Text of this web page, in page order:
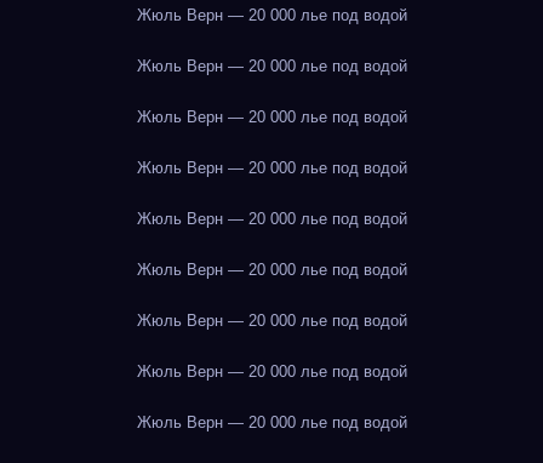
Жюль Верн — 20 000 лье под водой
Жюль Верн — 20 000 лье под водой
Жюль Верн — 20 000 лье под водой
Жюль Верн — 20 000 лье под водой
Жюль Верн — 20 000 лье под водой
Жюль Верн — 20 000 лье под водой
Жюль Верн — 20 000 лье под водой
Жюль Верн — 20 000 лье под водой
Жюль Верн — 20 000 лье под водой